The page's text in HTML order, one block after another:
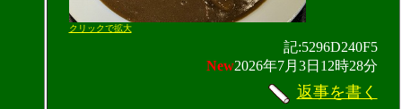
クリックで拡大
記:5296D240F5
New2026年7月3日12時28分
返事を書く